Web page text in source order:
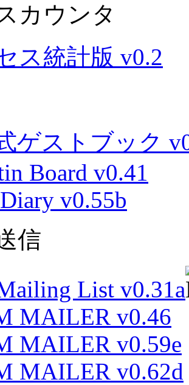
カウンタ
ス統計版 v0.2
ゲストブック
Board v0.41
v0.55b
信
List v0.31a
MAILER v0.46
MAILER v0.59e
MAILER v0.62d